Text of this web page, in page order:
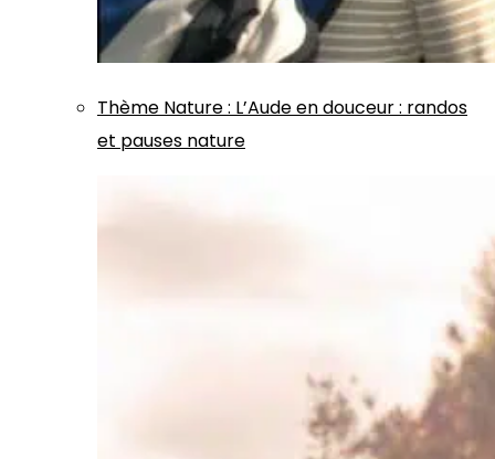
Thème Nature: L’Aude en douceur : randos
et pauses nature